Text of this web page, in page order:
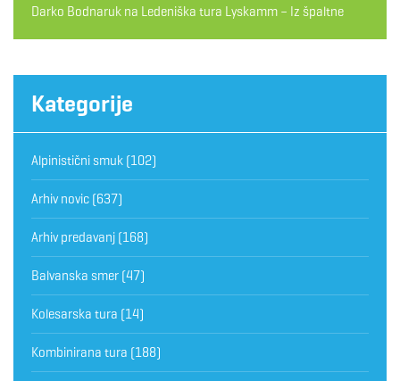
Darko Bodnaruk na Ledeniška tura Lyskamm – Iz špaltne
Kategorije
Alpinistični smuk (102)
Arhiv novic (637)
Arhiv predavanj (168)
Balvanska smer (47)
Kolesarska tura (14)
Kombinirana tura (188)